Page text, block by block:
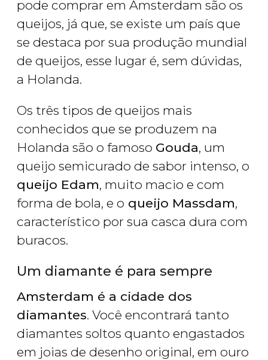
pode comprar em Amsterdam são os
queijos, já que, se existe um país que
se destaca por sua produção mundial
de queijos, esse lugar é, sem dúvidas,
a Holanda.
Os três tipos de queijos mais
conhecidos que se produzem na
Holanda são o famoso Gouda, um
queijo semicurado de sabor intenso, o
queijo Edam, muito macio e com
forma de bola, e o queijo Massdam,
característico por sua casca dura com
buracos.
Um diamante é para sempre
Amsterdam é a cidade dos
diamantes. Você encontrará tanto
diamantes soltos quanto engastados
em joias de desenho original, em ouro